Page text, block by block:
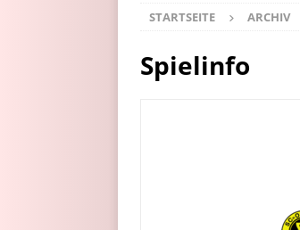
STARTSEITE ARCHIV
Spielinfo